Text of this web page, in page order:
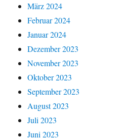
März 2024
Februar 2024
Januar 2024
Dezember 2023
November 2023
Oktober 2023
September 2023
August 2023
Juli 2023
Juni 2023